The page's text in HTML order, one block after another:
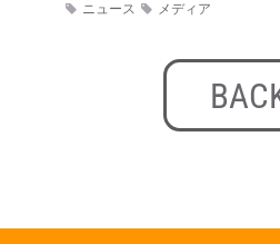
ニュース メディア